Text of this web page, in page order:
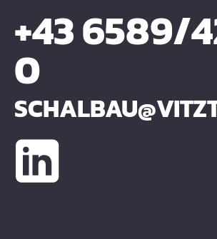
+43 6589/
0